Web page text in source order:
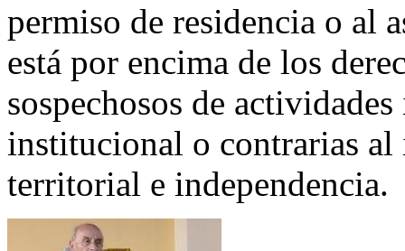
permiso de residencia o al
está por encima de los
sospechosos de
institucional o contrarias
territorial e independencia.